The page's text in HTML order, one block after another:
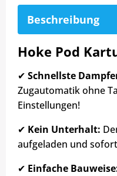
Beschreibung
Hoke Pod
✔ Schnellste
Zugautomatik ohne
Einstellungen!
✔ Kein Unterhalt:
aufgeladen und
✔ Einfache